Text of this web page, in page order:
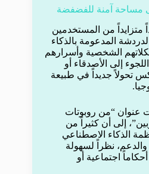
مساحة آمنة للفضفضة
من المستخدمين
المدعومة بالذكاء
الشخصية وأسرارهم
إلى الأصدقاء أو
تحولاً جديداً في طبيعة
عنوان “من روبوتات
إلى أن كثيراً من
الذكاء الاصطناعي
والدعم، نظراً لسهولة
اجتماعية أو